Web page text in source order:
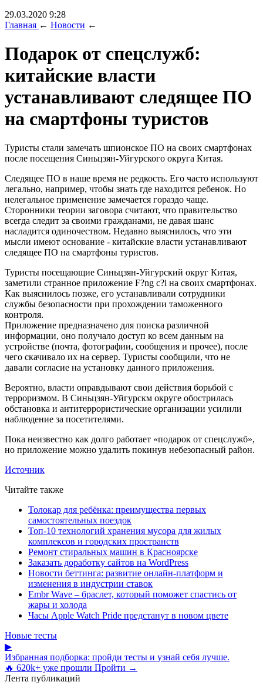
29.03.2020 9:28
Главная ← Новости ←
Подарок от спецслужб:
китайские власти
устанавливают следящее ПО
на смартфоны туристов
Туристы стали замечать шпионское ПО на своих смартфонах
после посещения Синьцзян-Уйгурского округа Китая.
Следящее ПО в наше время не редкость. Его часто используют
легально, например, чтобы знать где находится ребенок. Но
нелегальное применение замечается гораздо чаще.
Сторонники теории заговора считают, что правительство
всегда следит за своими гражданами, не давая шанс
насладится одиночеством. Недавно выяснилось, что эти
мысли имеют основание - китайские власти устанавливают
следящее ПО на смартфоны туристов.
Туристы посещающие Синьцзян-Уйгурский округ Китая,
заметили странное приложение F?ng c?i на своих смартфонах.
Как выяснилось позже, его устанавливали сотрудники
службы безопасности при прохождении таможенного
контроля.
Приложение предназначено для поиска различной
информации, оно получало доступ ко всем данным на
устройстве (почта, фотографии, сообщения и прочее), после
чего скачивало их на сервер. Туристы сообщили, что не
давали согласие на установку данного приложения.
Вероятно, власти оправдывают свои действия борьбой с
терроризмом. В Синьцзян-Уйгурскм округе обострилась
обстановка и антитеррористические организации усилили
наблюдение за посетителями.
Пока неизвестно как долго работает «подарок от спецслужб»,
но приложение можно удалить покинув небезопасный район.
Источник
Читайте также
Толокар для ребёнка: преимущества первых
самостоятельных поездок
Топ-10 технологий хранения мусора для жилых
комплексов и городских пространств
Ремонт стиральных машин в Красноярске
Заказать доработку сайтов на WordPress
Новости беттинга: развитие онлайн-платформ и
изменения в индустрии ставок
Embr Wave – браслет, который поможет спастись от
жары и холода
Часы Apple Watch Pride предстанут в новом цвете
Новые тесты
▶
Избранная подборка: пройди тесты и узнай себя лучше.
🔥 620k+ уже прошли Пройти →
Лента публикаций